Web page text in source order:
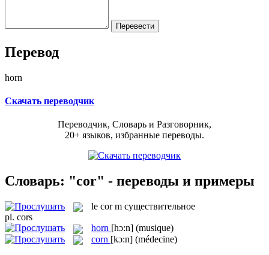
Перевод
horn
Скачать переводчик
Переводчик, Словарь и Разговорник,
20+ языков, избранные переводы.
Словарь: "cor" - переводы и примеры
le cor m существительное
pl. cors
horn [hɔ:n] (musique)
corn [kɔ:n] (médecine)